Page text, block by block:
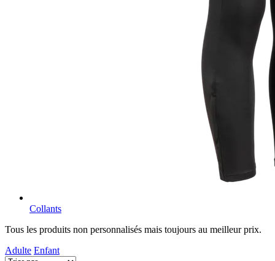
Collants
Tous les produits non personnalisés mais toujours au meilleur prix.
Adulte Enfant